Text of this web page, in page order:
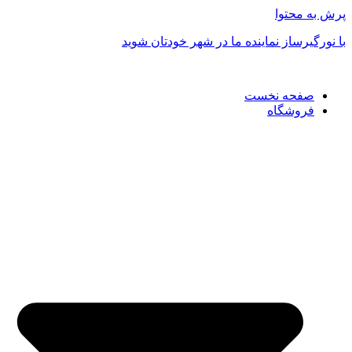
پرش به محتوا
با نورگیرساز نماینده ما در شهر خودتان شوید
صفحه نخست
فروشگاه